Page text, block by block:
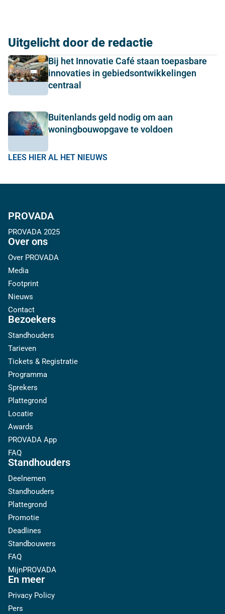
Uitgelicht door de redactie
Bij het Innovatie Café staan toepasbare
innovaties in gebiedsontwikkelingen
centraal
Buitenlands geld nodig om aan
woningbouwopgave te voldoen
LEES HIER AL HET NIEUWS
PROVADA
PROVADA 2025
Over ons
Over PROVADA
Media
Footprint
Nieuws
Contact
Bezoekers
Standhouders
Tarieven
Tickets & Registratie
Programma
Sprekers
Plattegrond
Locatie
Awards
PROVADA App
FAQ
Standhouders
Deelnemen
Standhouders
Plattegrond
Promotie
Deadlines
Standbouwers
FAQ
MijnPROVADA
En meer
Privacy Policy
Pers